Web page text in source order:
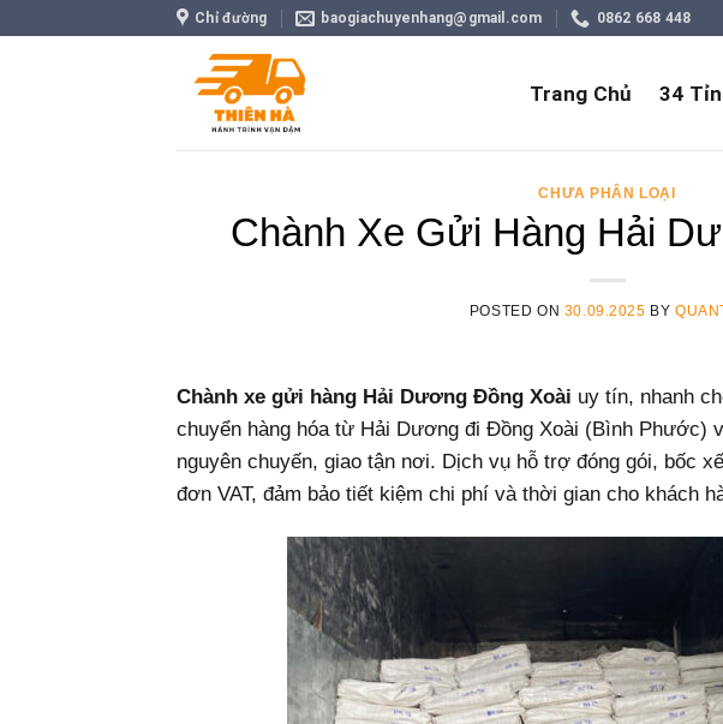
Chỉ đường baogiachuyenhang@gmail.com 0862 668 448
Trang Chủ 34
CHƯA PHÂN LOẠI
Chành Xe Gửi Hàng Hải
POSTED ON 30.09.2025 BY
Chành xe gửi hàng Hải Dương Đồng Xoài uy tín, nhanh
chuyển hàng hóa từ Hải Dương đi Đồng Xoài (Bình Phước)
nguyên chuyến, giao tận nơi. Dịch vụ hỗ trợ đóng gói, bốc
đơn VAT, đảm bảo tiết kiệm chi phí và thời gian cho khách